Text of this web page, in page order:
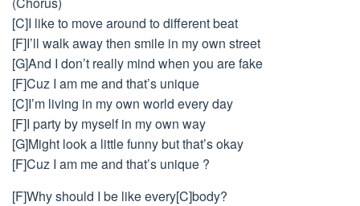
[C]I like to move around to different beat
[F]I’ll walk away then smile in my own street
[G]And I don’t really mind when you are fake
[F]Cuz I am me and that’s unique
[C]I’m living in my own world every day
[F]I party by myself in my own way
[G]Might look a little funny but that’s okay
[F]Cuz I am me and that’s unique ?
[F]Why should I be like every[C]body?